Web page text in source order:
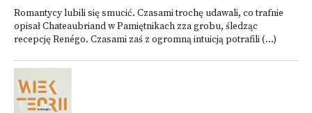
Romantycy lubili się smucić. Czasami trochę udawali, co trafnie
opisał Chateaubriand w Pamiętnikach zza grobu, śledząc
recepcję Renégo. Czasami zaś z ogromną intuicją potrafili (...)